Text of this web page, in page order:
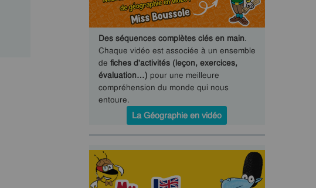
Des séquences complètes clés en main.
Chaque vidéo est associée à un ensemble
de fiches d'activités (leçon, exercices,
évaluation…) pour une meilleure
compréhension du monde qui nous
entoure.
La Géographie en vidéo